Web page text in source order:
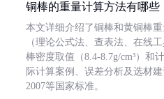
铜棒的重量计算方法有哪些
本文详细介绍了铜棒和黄铜棒
（理论公式法、查表法、在线
棒密度取值（8.4-8.7g/cm³）和
际计算案例、误差分析及选材
2007等国家标准。